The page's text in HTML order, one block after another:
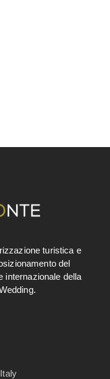
turistica e
del
internazionale della